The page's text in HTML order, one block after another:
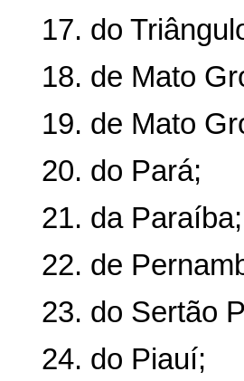
17. do
18. de Mato
19. de Mato
20. do Pará;
21. da Paraíba;
22. de
23. do Sertão
24. do Piauí;